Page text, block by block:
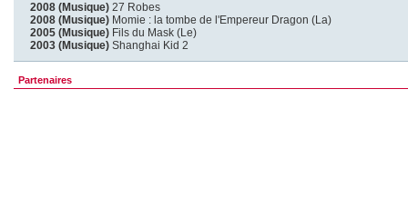
2008 (Musique) 27 Robes
2008 (Musique) Momie : la tombe de l'Empereur Dragon (La)
2005 (Musique) Fils du Mask (Le)
2003 (Musique) Shanghai Kid 2
Partenaires